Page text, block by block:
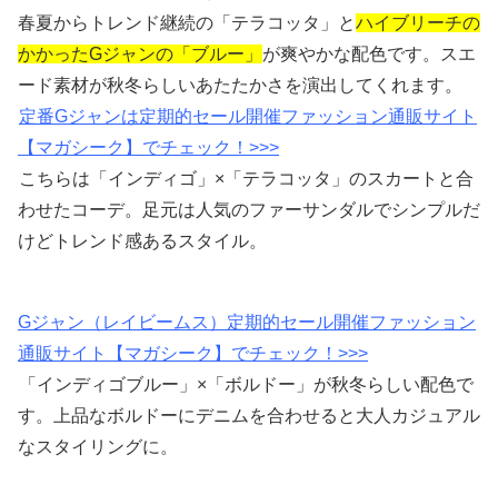
春夏からトレンド継続の「テラコッタ」とハイブリーチの
かかったGジャンの「ブルー」 が爽やかな配色です。スエ
ード素材が秋冬らしいあたたかさを演出してくれます。
定番Gジャンは定期的セール開催ファッション通販サイト
【マガシーク】でチェック！>>>
こちらは「インディゴ」×「テラコッタ」のスカートと合
わせたコーデ。足元は人気のファーサンダルでシンプルだ
けどトレンド感あるスタイル。
Gジャン（レイビームス）定期的セール開催ファッション
通販サイト【マガシーク】でチェック！>>>
「インディゴブルー」×「ボルドー」が秋冬らしい配色で
す。上品なボルドーにデニムを合わせると大人カジュアル
なスタイリングに。